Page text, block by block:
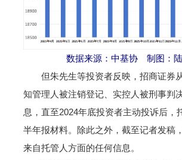
数据来源：中基协 制图：
但朱先生等投资者反映，招商证券
知管理人被注销登记、实控人被刑事判
息，直至2024年底投资者主动投诉后，
半年报材料。除此之外，截至记者发稿
来自托管人方面的任何信息。